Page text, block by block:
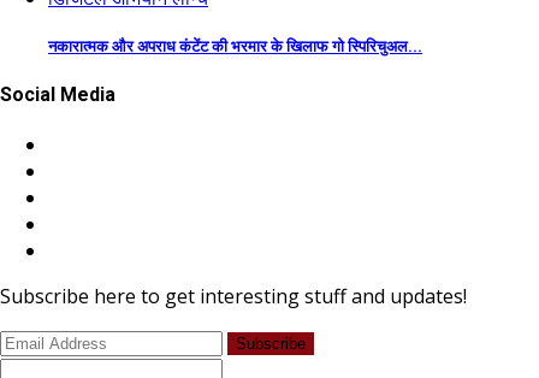
नकारात्मक और अपराध कंटेंट की भरमार के खिलाफ गो स्पिरिचुअल...
Social Media
Subscribe here to get interesting stuff and updates!
Subscribe